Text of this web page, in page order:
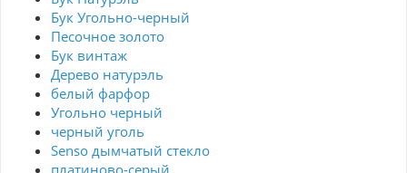
Бук Угольно-черный
Песочное золото
Бук винтаж
Дерево натурэль
белый фарфор
Угольно черный
черный уголь
Senso дымчатый стекло